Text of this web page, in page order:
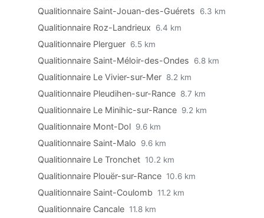
Qualitionnaire Saint-Jouan-des-Guérets 6.3 km
Qualitionnaire Roz-Landrieux 6.4 km
Qualitionnaire Plerguer 6.5 km
Qualitionnaire Saint-Méloir-des-Ondes 6.8 km
Qualitionnaire Le Vivier-sur-Mer 8.2 km
Qualitionnaire Pleudihen-sur-Rance 8.7 km
Qualitionnaire Le Minihic-sur-Rance 9.2 km
Qualitionnaire Mont-Dol 9.6 km
Qualitionnaire Saint-Malo 9.6 km
Qualitionnaire Le Tronchet 10.2 km
Qualitionnaire Plouër-sur-Rance 10.6 km
Qualitionnaire Saint-Coulomb 11.2 km
Qualitionnaire Cancale 11.8 km